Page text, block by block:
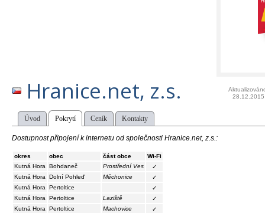
Hranice.net, z.s.
28.12.2015
Úvod Pokrytí Ceník Kontakty
Dostupnost připojení k internetu od společnosti Hranice.net, z.s.:
okres obec část obce
Wi-Fi
Kutná Hora
Bohdaneč Prostřední Ves
✓
Kutná Hora
Dolní Pohleď Měchonice
✓
Kutná Hora
Pertoltice
✓
Kutná Hora
Pertoltice Laziště
✓
Kutná Hora
Pertoltice Machovice
✓